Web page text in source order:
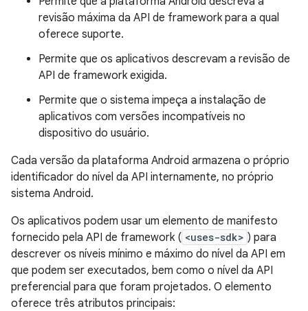
revisão máxima da API de framework para a qual
oferece suporte.
Permite que os aplicativos descrevam a revisão de
API de framework exigida.
Permite que o sistema impeça a instalação de
aplicativos com versões incompatíveis no
dispositivo do usuário.
Cada versão da plataforma Android armazena o próprio
identificador do nível da API internamente, no próprio
sistema Android.
Os aplicativos podem usar um elemento de manifesto
fornecido pela API de framework ( <uses-sdk> ) para
descrever os níveis mínimo e máximo do nível da API em
que podem ser executados, bem como o nível da API
preferencial para que foram projetados. O elemento
oferece três atributos principais: